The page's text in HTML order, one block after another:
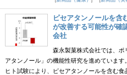
ピセアタンノールを含
が改善する可能性が確
会社
森永製菓株式会社では、ポ
アタンノール」の機能性研究を進めていま
ヒト試験により、ピセアタンノールを含む